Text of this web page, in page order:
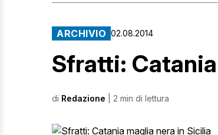
ARCHIVIO 02.08.2014
Sfratti:
di Redazione | 2 min di lettura